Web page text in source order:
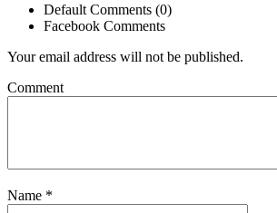
Default Comments (0)
Facebook Comments
Your email address will not be published.
Comment
Name *